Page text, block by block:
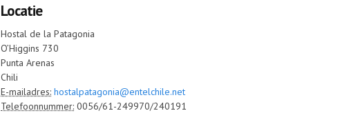
Locatie
Hostal de la Patagonia
O’Higgins 730
Punta Arenas
Chili
E-mailadres: hostalpatagonia@entelchile.net
Telefoonnummer: 0056/61-249970/240191